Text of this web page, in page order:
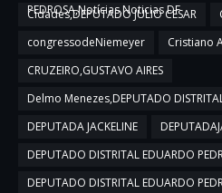
PEDROSA,Notícias,Noticias DF
Cidades,DEPUTADO JULIO CESAR
congressodeNiemeyer
Cristiano
CRUZEIRO,GUSTAVO AIRES
Delmo Menezes,DEPUTADO
DEPUTADA JACKELINE
DEPUTADO DISTRITAL EDUARDO
DEPUTADO DISTRITAL EDUARDO